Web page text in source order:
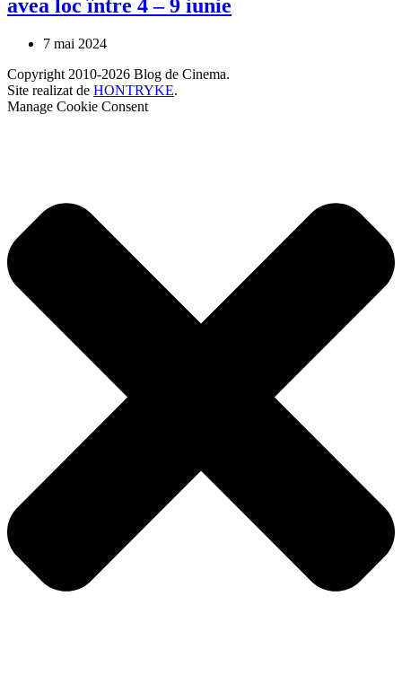
avea loc între 4 – 9 iunie
7 mai 2024
Copyright 2010-2026 Blog de Cinema.
Site realizat de HONTRYKE.
Manage Cookie Consent